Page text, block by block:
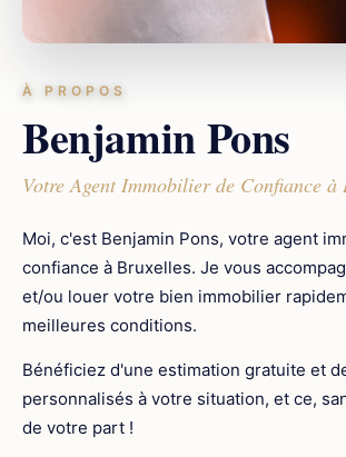
À PROPOS
Benjamin Pons
Votre Agent Immobilier de Confiance à
Moi, c'est Benjamin Pons, votre agent
confiance à Bruxelles. Je vous
et/ou louer votre bien immobilier
meilleures conditions.
Bénéficiez d'une estimation gratuite et
personnalisés à votre situation, et ce,
de votre part !